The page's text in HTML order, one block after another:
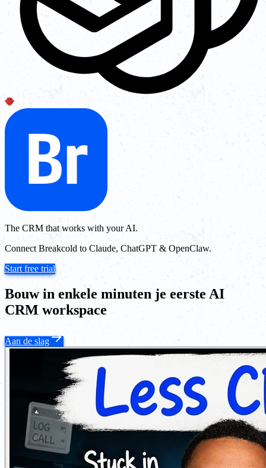
The CRM that works with your AI.
Connect Breakcold to Claude, ChatGPT & OpenClaw.
Start free trial
Bouw in enkele minuten je eerste AI
CRM workspace
Aan de slag